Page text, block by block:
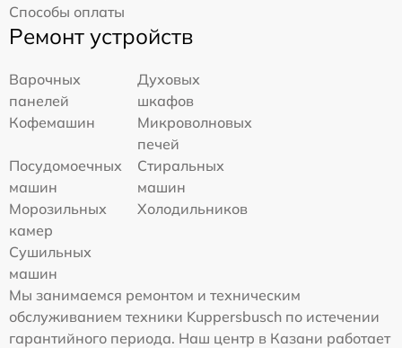
Способы оплаты
Ремонт устройств
Варочных
панелей
Духовых
шкафов
Кофемашин
Микроволновых
печей
Посудомоечных
машин
Стиральных
машин
Морозильных
камер
Холодильников
Сушильных
машин
Мы занимаемся ремонтом и техническим
обслуживанием техники Kuppersbusch по истечении
гарантийного периода. Наш центр в Казани работает